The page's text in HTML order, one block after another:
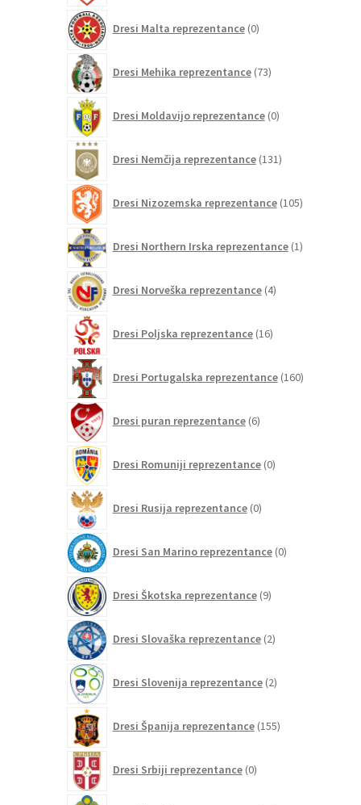
Dresi Malta reprezentance 0izdelkov
Dresi Mehika reprezentance 73izdelkov
Dresi Moldavijo reprezentance 0izdelkov
Dresi Nemčija reprezentance 131izdelkov
Dresi Nizozemska reprezentance 105izdelkov
Dresi Northern Irska reprezentance 1izdelek
Dresi Norveška reprezentance 4izdelki
Dresi Poljska reprezentance 16izdelkov
Dresi Portugalska reprezentance 160izdelkov
Dresi puran reprezentance 6izdelkov
Dresi Romuniji reprezentance 0izdelkov
Dresi Rusija reprezentance 0izdelkov
Dresi San Marino reprezentance 0izdelkov
Dresi Škotska reprezentance 9izdelkov
Dresi Slovaška reprezentance 2izdelka
Dresi Slovenija reprezentance 2izdelka
Dresi Španija reprezentance 155izdelkov
Dresi Srbiji reprezentance 0izdelkov